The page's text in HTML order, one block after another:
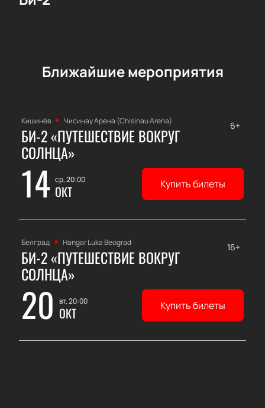
Ближайшие мероприятия
Кишинёв Чисинау Арена (Chisinau Arena)
БИ-2 «ПУТЕШЕСТВИЕ ВОКРУГ
СОЛНЦА»
14 ср, 20:00
ОКТ
6+
Купить билеты
Белград Hangar Luka Beograd
БИ-2 «ПУТЕШЕСТВИЕ ВОКРУГ
СОЛНЦА»
20 вт, 20:00
ОКТ
16+
Купить билеты